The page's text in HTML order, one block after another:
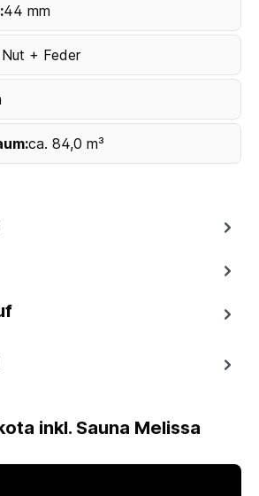
44 mm
+ Feder
ca. 84,0 m³
inkl. Sauna Melissa